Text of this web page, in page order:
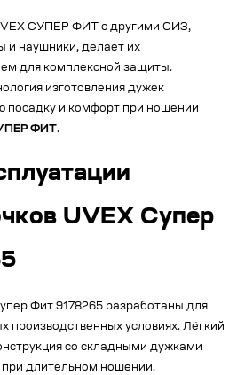
СУПЕР ФИТ с другими СИЗ,
и наушники, делает их
для комплексной защиты.
изготовления дужек
посадку и комфорт при ношении
ФИТ.
UVEX Супер
Фит 9178265 разработаны для
производственных условиях. Лёгкий
со складными дужками
при длительном ношении.